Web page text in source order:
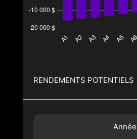
RENDEMENTS POTENTIELS
Année